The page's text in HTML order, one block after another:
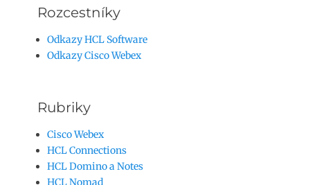
Rozcestníky
Odkazy HCL Software
Odkazy Cisco Webex
Rubriky
Cisco Webex
HCL Connections
HCL Domino a Notes
HCL Nomad